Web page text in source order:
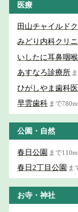
医療
田山チャイルド
みどり内科クリ
いしたに耳鼻咽
あすなろ診療所
ひがしやま歯科
早雲歯科 まで780m
公園・自然
春日公園 まで110m
春日2丁目公園 ま
お寺・神社